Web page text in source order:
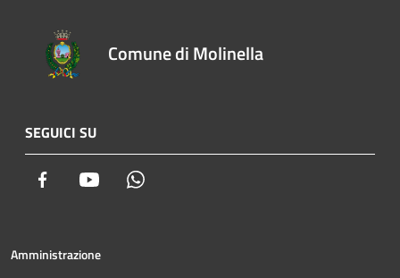
Comune di Molinella
SEGUICI SU
Facebook Youtube
Amministrazione